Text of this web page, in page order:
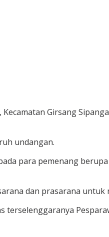
Girsang
undangan.
para pemenang
dan prasarana untuk
terselenggaranya